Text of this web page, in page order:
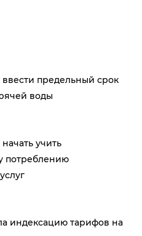
ввести предельный срок
воды
учить
потреблению
индексацию тарифов на